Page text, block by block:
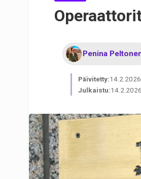
Penina
Päivitetty:
Julkaistu: